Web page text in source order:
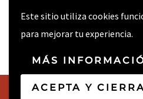
Este sitio utiliza cookies
para mejorar tu experiencia.
MÁS
ACEPTA Y